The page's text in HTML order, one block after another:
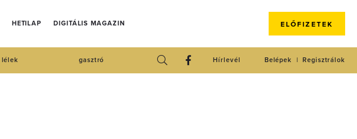
HETILAP DIGITÁLIS MAGAZIN ELŐFIZETEK
lélek gasztró Regisztrálok
Belépek
Hírlevél